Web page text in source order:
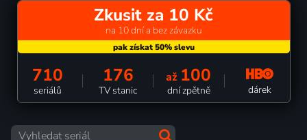
Zkusit za 10 Kč
na 10 dní a bez závazku
710
seriálů
176
TV stanic
až 100
dní zpětně dárek